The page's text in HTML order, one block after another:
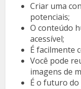
Criar uma
potenciais;
O conteúdo
acessível;
É facilmente
Você pode
imagens de
É o futuro